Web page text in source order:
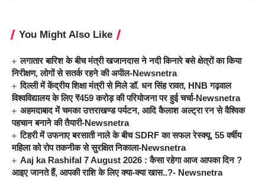
You Might Also Like
लगातार बारिश के बीच मंत्री खजानदास ने नदी किनारे बसे क्षेत्रों का किया
निरीक्षण, लोगों से सतर्क रहने की अपील-Newsnetra
दिल्ली में केंद्रीय शिक्षा मंत्री से मिले डॉ. धन सिंह रावत, HNB गढ़वाल
विश्वविद्यालय के लिए ₹459 करोड़ की परियोजना पर हुई चर्चा-Newsnetra
अहमदाबाद में चमका उत्तराखण्ड पर्यटन, आदि कैलाश अल्ट्रा रन से वैश्विक
पहचान बनाने की तैयारी-Newsnetra
टिहरी में उफनाए बरसाती नाले के बीच SDRF का सफल रेस्क्यू, 55 वर्षीय
महिला को रोप तकनीक से सुरक्षित निकाला-Newsnetra
Aaj ka Rashifal 7 August 2026 : कैसा रहेगा आज आपका दिन ?
आइए जानते हैं, आपकी राशि के लिए क्या-क्या खास..?- Newsnetra